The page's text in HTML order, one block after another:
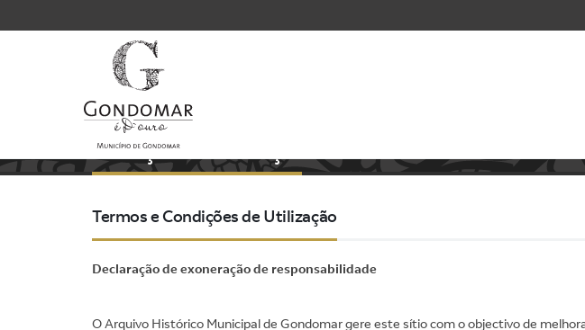
Condições de Utilização
Termos e Condições de Utilização
Declaração de exoneração de responsabilidade
O Arquivo Histórico Municipal de Gondomar gere este sítio com o objectivo de